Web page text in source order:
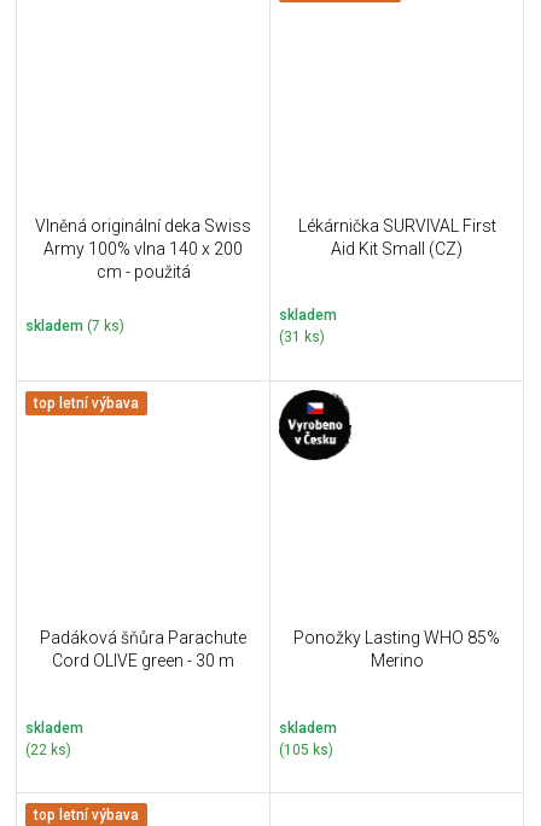
Vlněná originální deka Swiss
Army 100% vlna 140 x 200
cm - použitá
skladem (7 ks)
Lékárnička SURVIVAL First
Aid Kit Small (CZ)
skladem
(31 ks)
top letní výbava
Padáková šňůra Parachute
Cord OLIVE green - 30 m
skladem
(22 ks)
Ponožky Lasting WHO 85%
Merino
skladem
(105 ks)
top letní výbava